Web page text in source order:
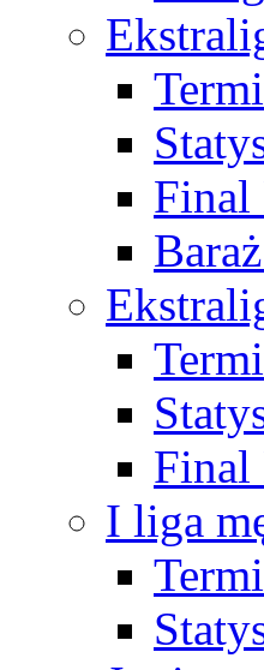
Final
Final
I liga